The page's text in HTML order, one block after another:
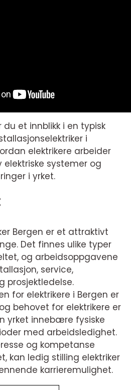
et innblikk i en typisk
i
elektrikere arbeider
systemer og
i yrket.
Bergen er et attraktivt
Det finnes ulike typer
og arbeidsoppgavene
service,
prosjektledelse.
for elektrikere i Bergen er
behovet for elektrikere er
yrket innebære fysiske
med arbeidsledighet.
og kompetanse
kan ledig stilling elektriker
karrieremulighet.